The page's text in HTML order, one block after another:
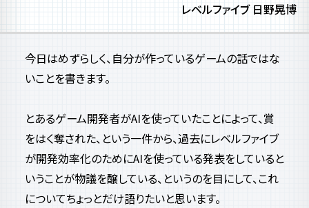
レベルファイブ 日野晃博
今日はめずらしく、自分が作っているゲームの話ではな
いことを書きます。
とあるゲーム開発者がAIを使っていたことによって、賞
をはく奪された、という一件から、過去にレベルファイブ
が開発効率化のためにAIを使っている発表をしていると
いうことが物議を醸している、というのを目にして、これ
についてちょっとだけ語りたいと思います。